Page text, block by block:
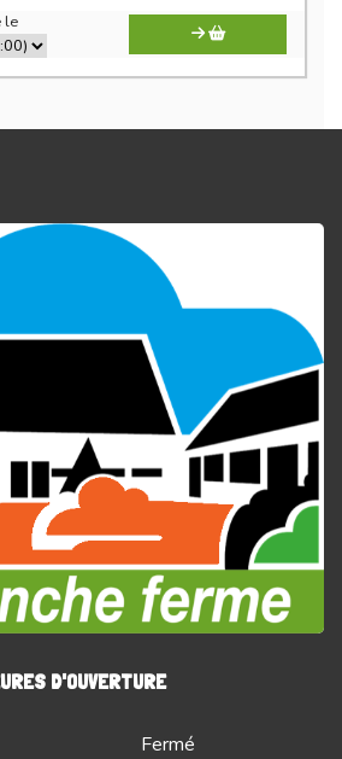
le
D'OUVERTURE
Fermé